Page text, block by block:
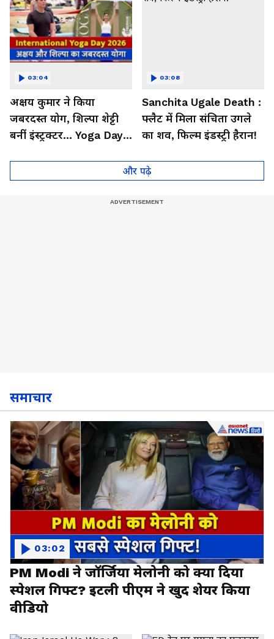
अक्षय कुमार ने किया
जबरदस्त योग, शिल्पा शेट्टी
बनीं इंस्ट्रक्टर... Yoga Day
03:04
Sanchita Ugale Death :
फ्लैट में मिला संचिता उगले
का शव, फिल्म इंडस्ट्री हैरान!
03:08
और पढ़े
समाचार
PM Modi ने जॉर्जिया मेलोनी को क्या दिया
स्पेशल गिफ्ट? इटली पीएम ने खुद शेयर किया
वीडियो
03:02